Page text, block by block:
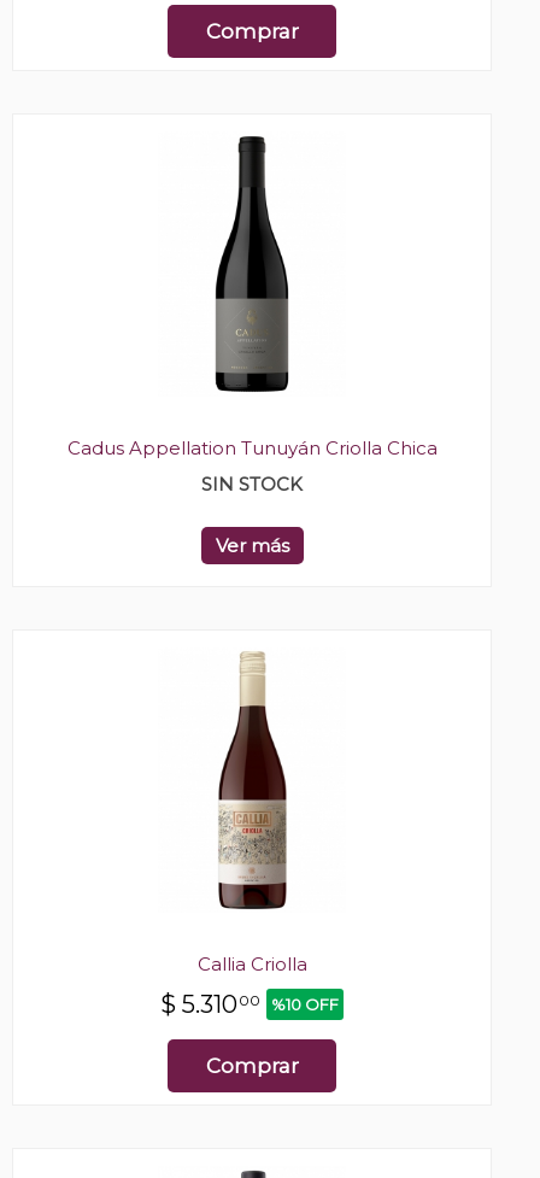
Comprar
Cadus Appellation Tunuyán Criolla Chica
SIN STOCK
Ver más
Callia Criolla
$ 5.31000 %10 OFF
Comprar